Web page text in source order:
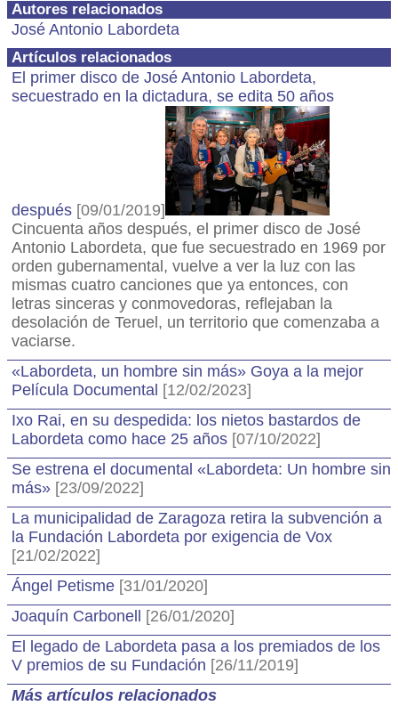
Autores relacionados
José Antonio Labordeta
Artículos relacionados
El primer disco de José Antonio Labordeta,
secuestrado en la dictadura, se edita 50 años
después [09/01/2019]
Cincuenta años después, el primer disco de José
Antonio Labordeta, que fue secuestrado en 1969 por
orden gubernamental, vuelve a ver la luz con las
mismas cuatro canciones que ya entonces, con
letras sinceras y conmovedoras, reflejaban la
desolación de Teruel, un territorio que comenzaba a
vaciarse.
«Labordeta, un hombre sin más» Goya a la mejor
Película Documental [12/02/2023]
Ixo Rai, en su despedida: los nietos bastardos de
Labordeta como hace 25 años [07/10/2022]
Se estrena el documental «Labordeta: Un hombre sin
más» [23/09/2022]
La municipalidad de Zaragoza retira la subvención a
la Fundación Labordeta por exigencia de Vox
[21/02/2022]
Ángel Petisme [31/01/2020]
Joaquín Carbonell [26/01/2020]
El legado de Labordeta pasa a los premiados de los
V premios de su Fundación [26/11/2019]
Más artículos relacionados